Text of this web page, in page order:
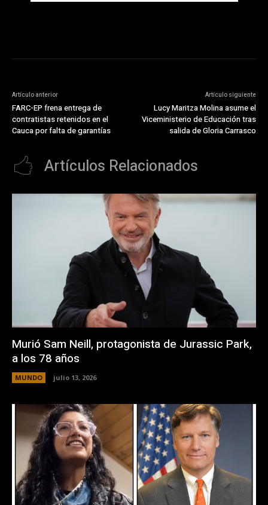
Artículo anterior
FARC-EP frena entrega de
contratistas retenidos en el
Cauca por falta de garantías
Artículo siguiente
Lucy Maritza Molina asume el
Viceministerio de Educación tras
salida de Gloria Carrasco
Artículos Relacionados
Murió Sam Neill, protagonista de Jurassic Park,
a los 78 años
MUNDO julio 13, 2026